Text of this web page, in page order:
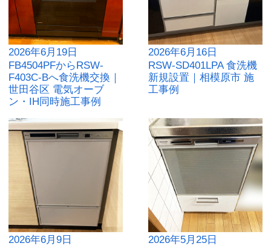
2026年6月19日
FB4504PFからRSW-
F403C-Bへ食洗機交換｜
世田谷区 電気オーブ
ン・IH同時施工事例
2026年6月16日
RSW-SD401LPA 食洗機
新規設置｜相模原市 施
工事例
2026年6月9日
2026年5月25日